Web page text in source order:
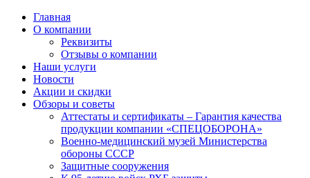
Главная
О компании
Реквизиты
Отзывы о компании
Наши услуги
Новости
Акции и скидки
Обзоры и советы
Аттестаты и сертификаты – Гарантия качества
продукции компании «СПЕЦОБОРОНА»
Военно-медицинский музей Министерства
обороны СССР
Защитные сооружения